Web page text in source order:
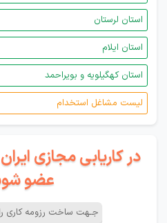
استان لرستان
استان ایلام
استان کهگیلویه و بویراحمد
لیست مشاغل استخدام
در کاریابی مجازی
عضو
جـهت ساخت رزومه کاری